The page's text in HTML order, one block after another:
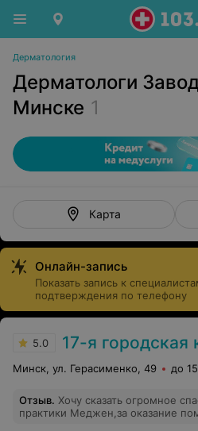
Дерматология
Дерматологи
Минске 1
Карта
Онлайн-запись
Показать запись к
подтверждения по телефону
5.0 17-я городская клиническая
Минск, ул. Герасименко, 49 до
Отзыв. Хочу сказать огромное
практики Меджен,за оказание